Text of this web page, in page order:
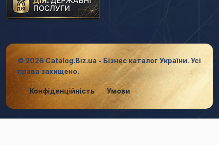
© 2026 Catalog.Biz.ua - Бізнес каталог України. Усі
права захищено.
Конфіденційність Умови